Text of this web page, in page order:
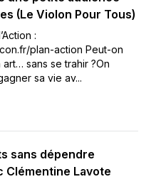
(Le Violon Pour Tous)
:
plan-action Peut-on
sans se trahir ?On
sa vie av...
sans dépendre
Clémentine Lavote